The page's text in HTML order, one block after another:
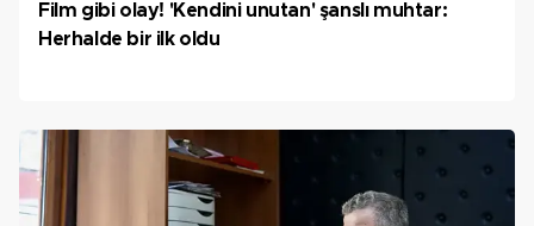
Film gibi olay! 'Kendini unutan' şanslı muhtar:
Herhalde bir ilk oldu